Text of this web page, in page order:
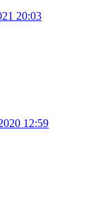
20:03
12:59